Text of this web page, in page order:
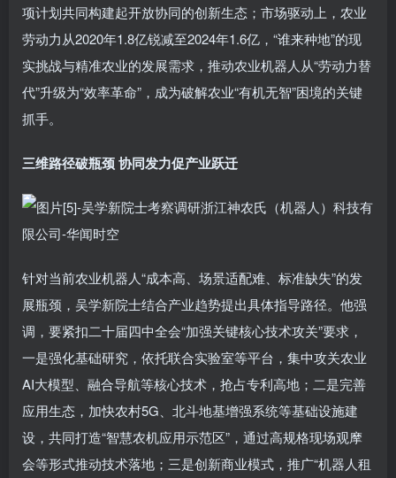
项计划共同构建起开放协同的创新生态；市场驱动上，农业
劳动力从2020年1.8亿锐减至2024年1.6亿，“谁来种地”的现
实挑战与精准农业的发展需求，推动农业机器人从“劳动力替
代”升级为“效率革命”，成为破解农业“有机无智”困境的关键
抓手。
三维路径破瓶颈 协同发力促产业跃迁
针对当前农业机器人“成本高、场景适配难、标准缺失”的发
展瓶颈，吴学新院士结合产业趋势提出具体指导路径。他强
调，要紧扣二十届四中全会“加强关键核心技术攻关”要求，
一是强化基础研究，依托联合实验室等平台，集中攻关农业
AI大模型、融合导航等核心技术，抢占专利高地；二是完善
应用生态，加快农村5G、北斗地基增强系统等基础设施建
设，共同打造“智慧农机应用示范区”，通过高规格现场观摩
会等形式推动技术落地；三是创新商业模式，推广“机器人租